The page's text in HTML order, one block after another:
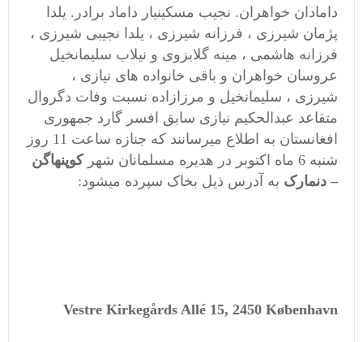
دامادان خواهران. نجيب مسكينيار داماد برادر. یلدا
پژمان شیرزی ، فرزانه شیرزی ، یلدا نجیبی شیرزی ،
فرزانه هاشمی ، مينه گلابزوی و نيلاب سليمانخيل
عروسان خواهران و باقی خانواده های نیازی ،
شیرزی ، سلیمانخیل و مرزازاده نسبت وفات دگروال
متقاعد عبدالحکیم نیازی سابق افسر گارد جمهوری
افغانستان به اطلاع میرسانند که جنازه ساعت 11 روز
شنبه 6 ماه اکتوبر در هدیره مسلمانان شهر
کوپنهاگن
– دنمارک به آدرس ذیل بخاک سپرده میشود:
Vestre Kirkegårds Allé 15, 2450 København